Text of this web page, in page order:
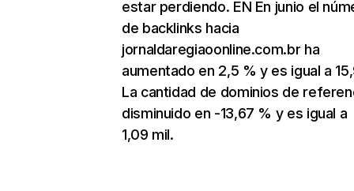
estar perdiendo. EN En junio el
de backlinks hacia
jornaldaregiaoonline.com.br ha
aumentado en 2,5 % y es igual a
La cantidad de dominios de
disminuido en -13,67 % y es igual a
1,09 mil.